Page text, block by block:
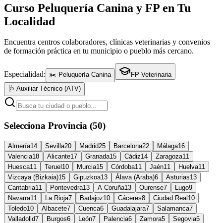
Curso Peluquería Canina y FP en Tu
Localidad
Encuentra centros colaboradores, clínicas veterinarias y convenios
de formación práctica en tu municipio o pueblo más cercano.
Especialidad: ✂️ Peluquería Canina
FP Veterinaria
🩺 Auxiliar Técnico (ATV)
Selecciona Provincia (50)
Almería14 Sevilla20 Madrid25 Barcelona22 Málaga16
Valencia18 Alicante17 Granada15 Cádiz14 Zaragoza11
Huesca11 Teruel 10 Murcia15 Córdoba11 Jaén11 Huelva11
Vizcaya (Bizkaia)15 Gipuzkoa13 Álava (Araba)6 Asturias13
Cantabria11 Pontevedra13 A Coruña13 Ourense7 Lugo9
Navarra11 La Rioja7 Badajoz10 Cáceres8 Ciudad Real 10
Toledo10 Albacete7 Cuenca6 Guadalajara7 Salamanca7
Valladolid7 Burgos6 León7 Palencia6 Zamora5 Segovia5